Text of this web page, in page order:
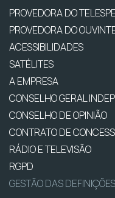
PROVEDORA DO
PROVEDORA DO
ACESSIBILIDADES
SATÉLITES
A EMPRESA
CONSELHO GERAL
CONSELHO DE OPINIÃO
CONTRATO DE
RÁDIO E TELEVISÃO
RGPD
GESTÃO DAS